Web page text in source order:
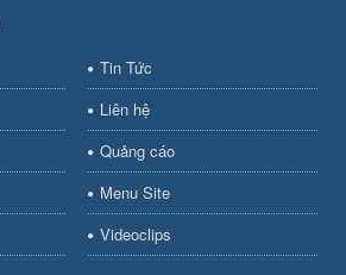
Tin Tức
Liên hệ
Quảng cáo
Menu Site
Videoclips